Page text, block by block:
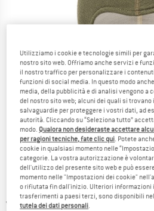
Viste dettagliate
Utilizziamo i cookie e tecnologie simili per
nostro sito web. Offriamo anche servizi e
il nostro traffico per personalizzare i
funzioni di social media. In questo modo
media, della pubblicità e di analisi vengono a
del nostro sito web; alcuni dei quali si
salvaguardie per proteggere i vostri dati, ad
autorità. Cliccando su “Seleziona tutto”
modo. Qualora non desideraste accettare
per ragioni tecniche, fate clic qui . Potete
cookie in qualsiasi momento nelle
categorie. La vostra autorizzazione è
dell'utilizzo del presente sito web e può
momento nelle "Impostazioni dei cookie"
o rifiutata fin dall'inizio. Ulteriori informazioni
trasferimenti a paesi terzi, sono disponibili
tutela dei dati personali